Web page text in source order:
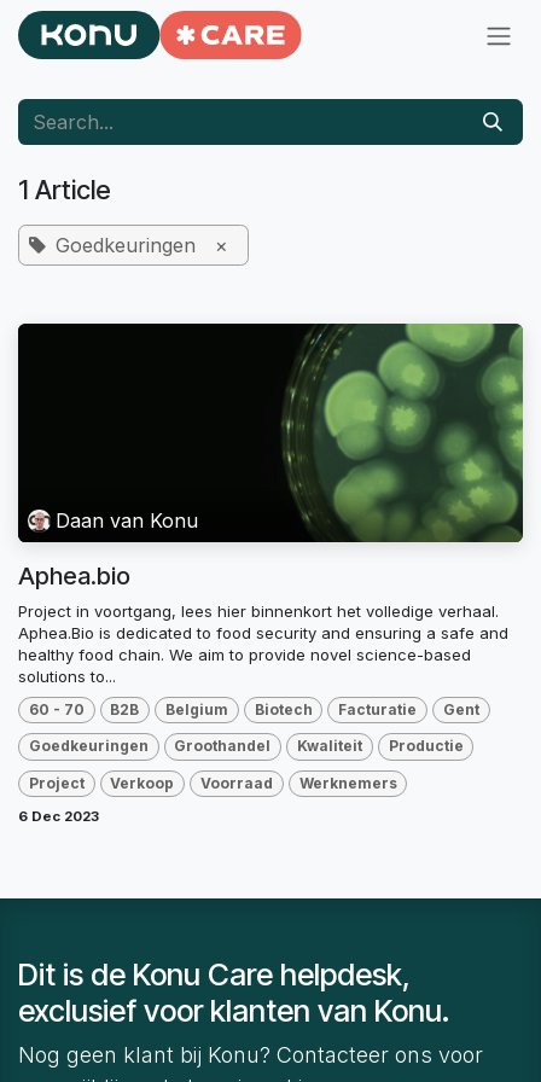
Skip to Content
1 Article
Goedkeuringen ×
Daan van Konu
Aphea.bio
Project in voortgang, lees hier binnenkort het volledige verhaal.
Aphea.Bio is dedicated to food security and ensuring a safe and
healthy food chain. We aim to provide novel science-based
solutions to...
60 - 70 B2B Belgium Biotech Facturatie Gent
Goedkeuringen Groothandel Kwaliteit Productie
Project Verkoop Voorraad Werknemers
6 Dec 2023
Dit is de Konu Care helpdesk,
exclusief voor klanten van Konu.
Nog geen klant bij Konu? Contacteer ons voor